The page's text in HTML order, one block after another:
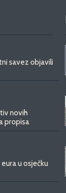
savez objavili
novih
propisa
u osječku